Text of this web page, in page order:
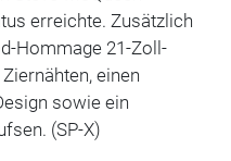
erreichte. Zusätzlich
Hommage 21-Zoll-
einen
sowie ein
(SP-X)